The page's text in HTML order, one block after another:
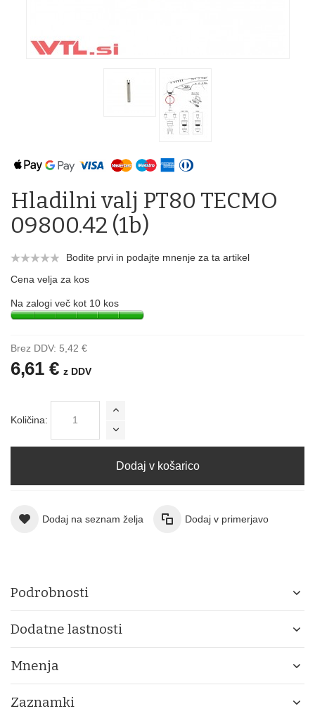
Hladilni valj PT80 TECMO
09800.42 (1b)
Bodite prvi in podajte mnenje za ta artikel
Cena velja za kos
Na zalogi več kot 10 kos
Brez DDV: 5,42 €
6,61 € z DDV
Količina:
Dodaj v košarico
Dodaj na seznam želja Dodaj v primerjavo
Podrobnosti
Dodatne lastnosti
Mnenja
Zaznamki